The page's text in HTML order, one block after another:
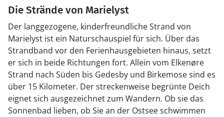
Die Strände von Marielyst
Der langgezogene, kinderfreundliche Strand von
Marielyst ist ein Naturschauspiel für sich. Über das
Strandband vor den Ferienhausgebieten hinaus, setzt
er sich in beide Richtungen fort. Allein vom Elkenøre
Strand nach Süden bis Gedesby und Birkemose sind es
über 15 Kilometer. Der streckenweise begrünte Deich
eignet sich ausgezeichnet zum Wandern. Ob sie das
Sonnenbad lieben, ob Sie an der Ostsee schwimmen